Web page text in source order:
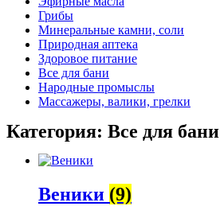
Грибы
Минеральные камни, соли
Природная аптека
Здоровое питание
Все для бани
Народные промыслы
Массажеры, валики, грелки​
Категория: Все для бани
Веники (9)